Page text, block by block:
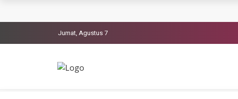
Jumat, Agustus 7